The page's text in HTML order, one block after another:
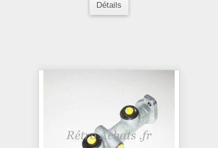
Détails